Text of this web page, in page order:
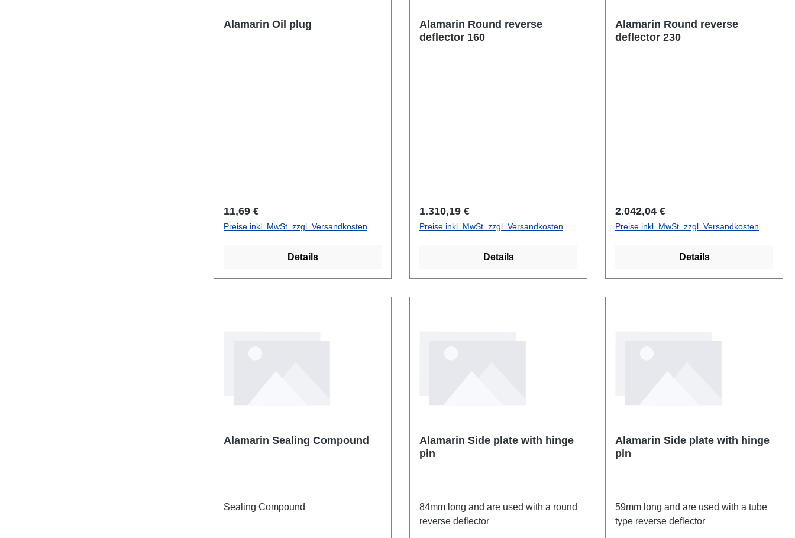
Alamarin Oil plug
Regulärer Preis:
11,69 €
Preise inkl. MwSt. zzgl. Versandkosten
Details
Alamarin Round reverse
deflector 160
Regulärer Preis:
1.310,19 €
Preise inkl. MwSt. zzgl. Versandkosten
Details
Alamarin Round reverse
deflector 230
Regulärer Preis:
2.042,04 €
Preise inkl. MwSt. zzgl. Versandkosten
Details
Alamarin Sealing Compound
Sealing Compound
Alamarin Side plate with hinge
pin
84mm long and are used with a round
reverse deflector
Alamarin Side plate with hinge
pin
59mm long and are used with a tube
type reverse deflector